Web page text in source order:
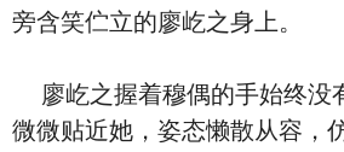
旁含笑伫立的廖屹之身上。
廖屹之握着穆偶的手始终没
微微贴近她，姿态懒散从容，